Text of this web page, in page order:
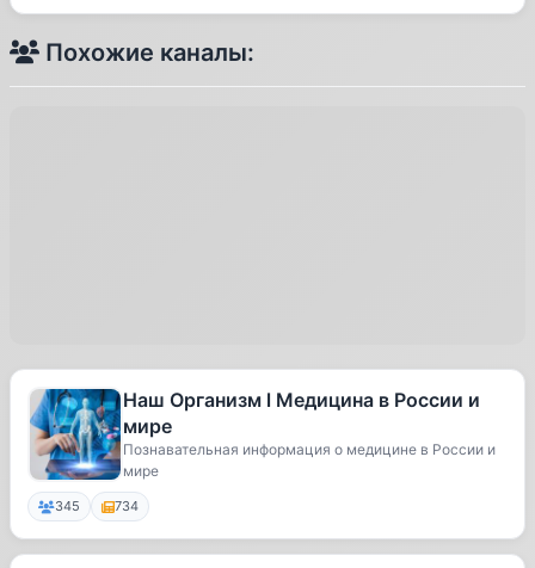
Похожие каналы:
Наш Организм l Медицина в России и
мире
Познавательная информация о медицине в России и
мире
345 734